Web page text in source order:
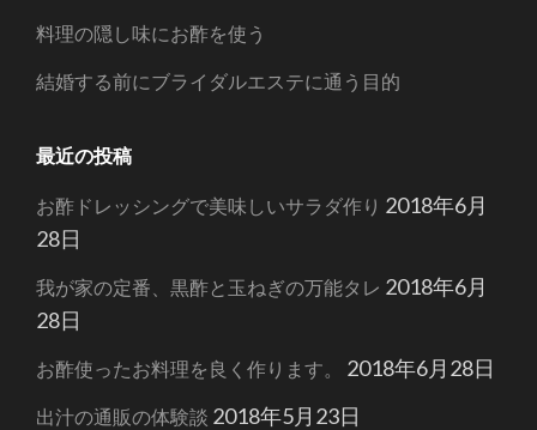
料理の隠し味にお酢を使う
結婚する前にブライダルエステに通う目的
最近の投稿
お酢ドレッシングで美味しいサラダ作り 2018年6月
28日
我が家の定番、黒酢と玉ねぎの万能タレ 2018年6月
28日
お酢使ったお料理を良く作ります。 2018年6月28日
出汁の通販の体験談 2018年5月23日